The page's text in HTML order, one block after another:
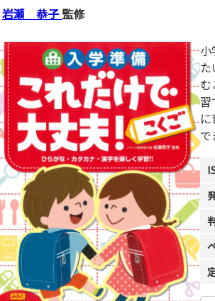
岩瀬 恭子監修
小
た
む
習
に
で